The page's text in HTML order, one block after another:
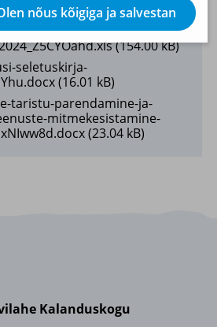
(154.00 kB)
seletuskirja-
(16.01 kB)
taristu-parendamine-ja-
mitmekesistamine-
(23.04 kB)
Kalanduskogu
küpsiseid, mis on vajalikud veebi
lubatud kohustuslikud
küpsistega. Võimaldavad jälgida
Olen nõus ja salvestan
nõus kõigiga ja salvestan